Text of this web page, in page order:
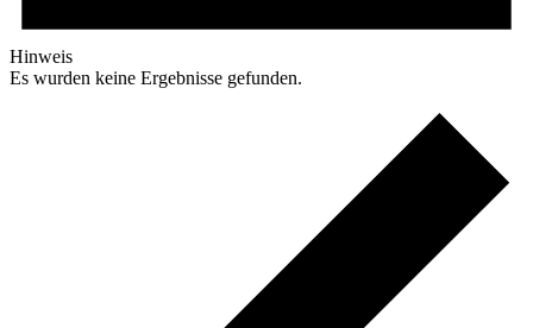
Hinweis
Es wurden keine Ergebnisse gefunden.